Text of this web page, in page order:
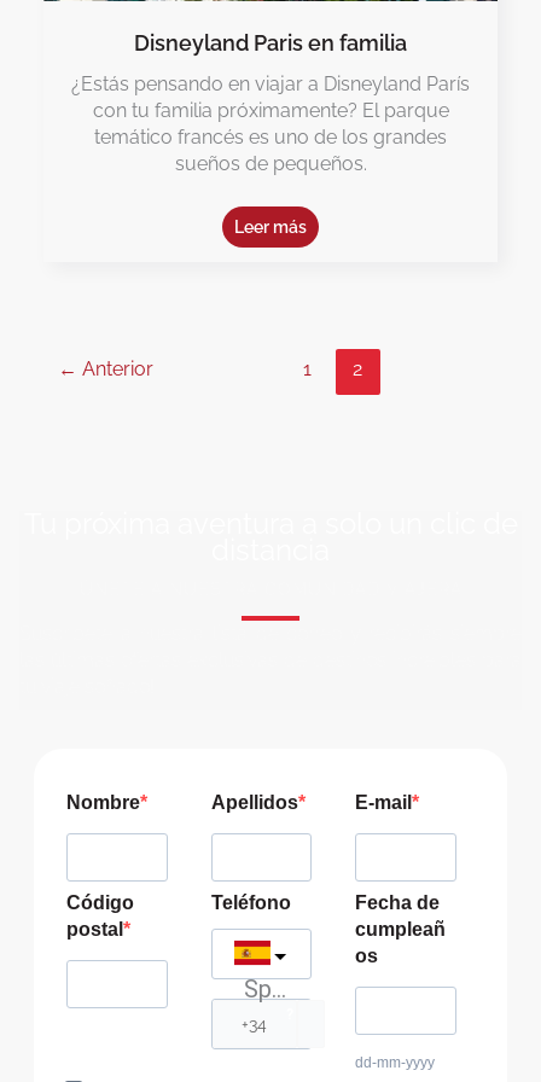
Disneyland Paris en familia
¿Estás pensando en viajar a Disneyland París
con tu familia próximamente? El parque
temático francés es uno de los grandes
sueños de pequeños.
Leer más
← Anterior 1 2
Nombre Apellidos E-mail
Código
postal
Teléfono
Spain
Fecha de
cumpleañ
os
dd-mm-yyyy